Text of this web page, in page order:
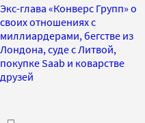
Экс-глава «Конверс Групп» о
своих отношениях с
миллиардерами, бегстве из
Лондона, суде с Литвой,
покупке Saab и коварстве
друзей